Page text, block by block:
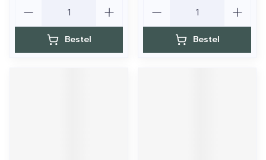
Bestel Bestel